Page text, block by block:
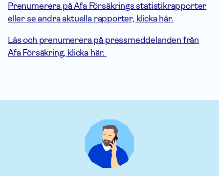
Prenumerera på Afa Försäkrings statistikrapporter
eller se andra aktuella rapporter, klicka här.
Läs och prenumerera på pressmeddelanden från
Afa Försäkring, klicka här.